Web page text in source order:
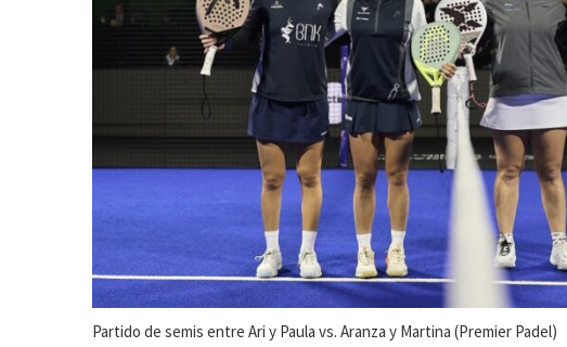
Partido de semis entre Ari y Paula vs. Aranza y Martina (Premier Padel)